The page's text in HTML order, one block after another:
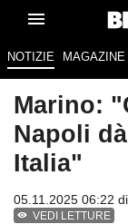
NOTIZIE MAGAZINE
Marino:
Napoli
Italia"
05.11.2025 06:22 di
VEDI LETTURE